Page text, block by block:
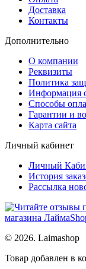
Доставка
Контакты
Дополнительно
О компании
Реквизиты
Политика
Информация
Способы
Гарантии и
Карта сайта
Личный кабинет
Личный
История
Рассылка
© 2026. Laimashop
Товар добавлен в